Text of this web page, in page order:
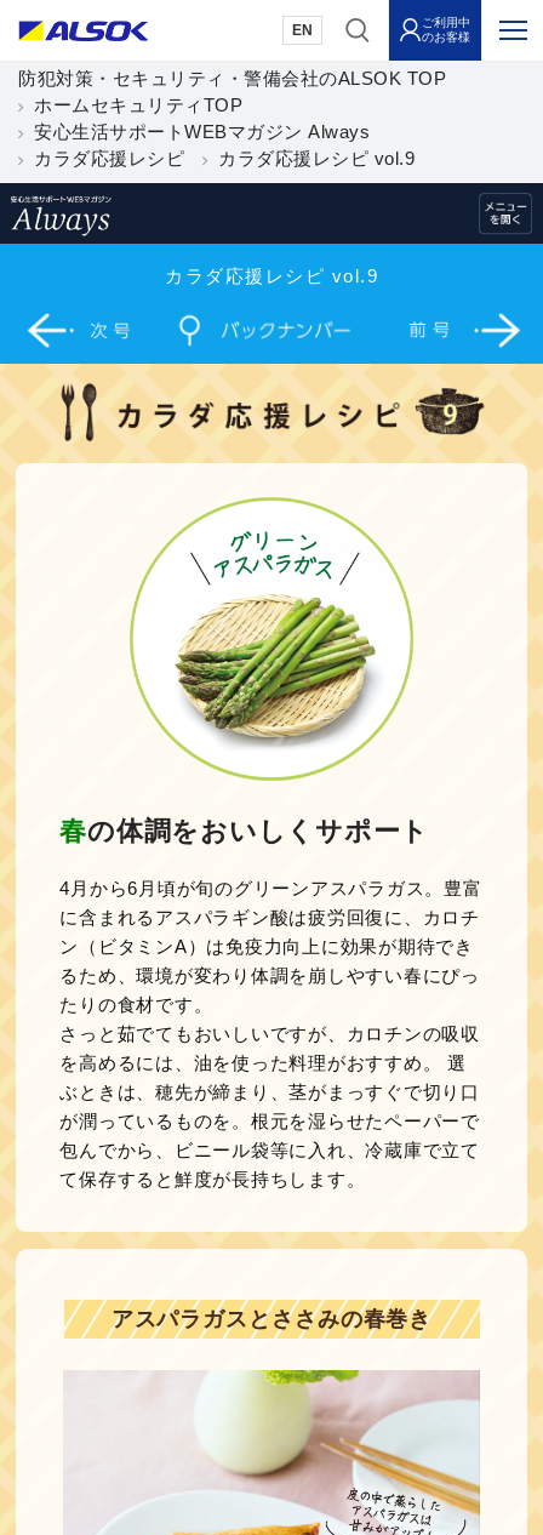
EN
ご利用中
のお客様
防犯対策・セキュリティ・警備会社のALSOK TOP
ホームセキュリティTOP
安心生活サポートWEBマガジン Always
カラダ応援レシピ
カラダ応援レシピ vol.9
カラダ応援レシピ vol.9
春の体調をおいしくサポート
4月から6月頃が旬のグリーンアスパラガス。豊富
に含まれるアスパラギン酸は疲労回復に、カロチ
ン（ビタミンA）は免疫力向上に効果が期待でき
るため、環境が変わり体調を崩しやすい春にぴっ
たりの食材です。
さっと茹でてもおいしいですが、カロチンの吸収
を高めるには、油を使った料理がおすすめ。 選
ぶときは、穂先が締まり、茎がまっすぐで切り口
が潤っているものを。根元を湿らせたペーパーで
包んでから、ビニール袋等に入れ、冷蔵庫で立て
て保存すると鮮度が長持ちします。
アスパラガスとささみの春巻き